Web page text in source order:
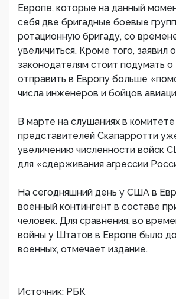
Европе, которые на данный
себя две бригадные боевые
ротационную бригаду, со
увеличиться.​ Кроме того, заявил
законодателям стоит подумать
отправить в Европу больше
числа инженеров и бойцов
В марте на слушаниях в
представителей Скапарротти
увеличению численности войск
для «сдерживания агрессии
На сегодняшний день у США в
военный контингент в составе
человек. Для сравнения, во
войны у Штатов в Европе было
военных, отмечает издание.
Источник: РБК